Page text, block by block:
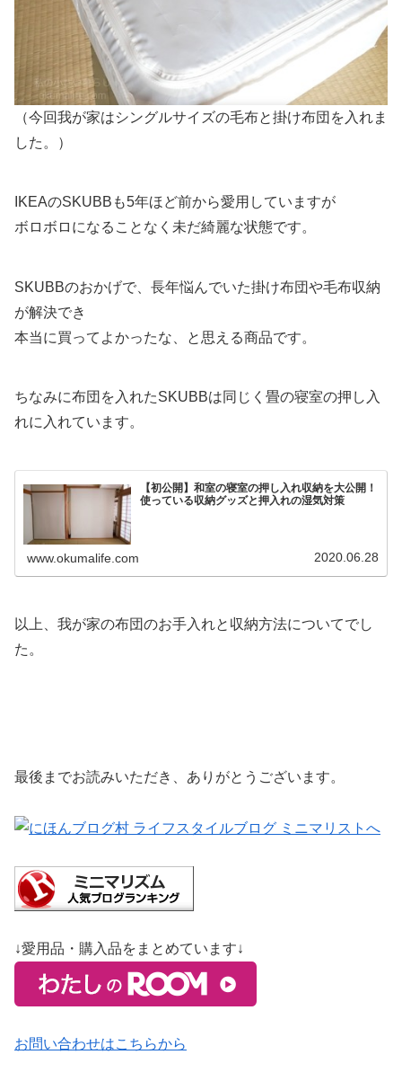
（今回我が家はシングルサイズの毛布と掛け布団を入れま
した。）
IKEAのSKUBBも5年ほど前から愛用していますが
ボロボロになることなく未だ綺麗な状態です。
SKUBBのおかげで、長年悩んでいた掛け布団や毛布収納
が解決でき
本当に買ってよかったな、と思える商品です。
ちなみに布団を入れたSKUBBは同じく畳の寝室の押し入
れに入れています。
【初公開】和室の寝室の押し入れ収納を大公開！
使っている収納グッズと押入れの湿気対策
www.okumalife.com 2020.06.28
以上、我が家の布団のお手入れと収納方法についてでし
た。
最後までお読みいただき、ありがとうございます。
↓愛用品・購入品をまとめています↓
お問い合わせはこちらから